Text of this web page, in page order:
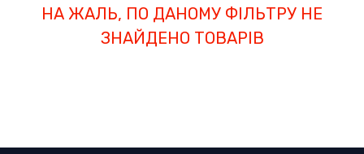
НА ЖАЛЬ, ПО ДАНОМУ ФІЛЬТРУ НЕ
ЗНАЙДЕНО ТОВАРІВ